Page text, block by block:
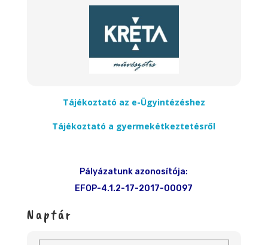
Tájékoztató az e-Ügyintézéshez
Tájékoztató a gyermekétkeztetésről
Pályázatunk azonosítója:
EFOP-4.1.2-17-2017-00097
Naptár